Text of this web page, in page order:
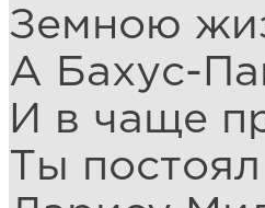
Земною
А Бахус-
И в чаще
Ты